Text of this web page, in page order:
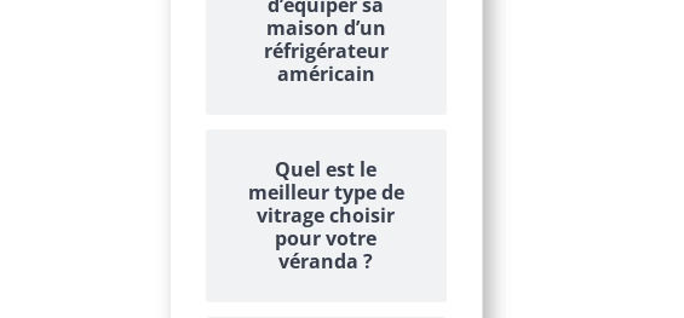
maison d’un
réfrigérateur
américain
Quel est le
meilleur type de
vitrage choisir
pour votre
véranda ?